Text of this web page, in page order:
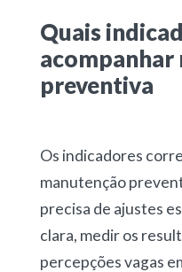
Quais
acompanhar
preventiva
Os indicadores
manutenção
precisa de ajustes
clara, medir os
percepções vagas